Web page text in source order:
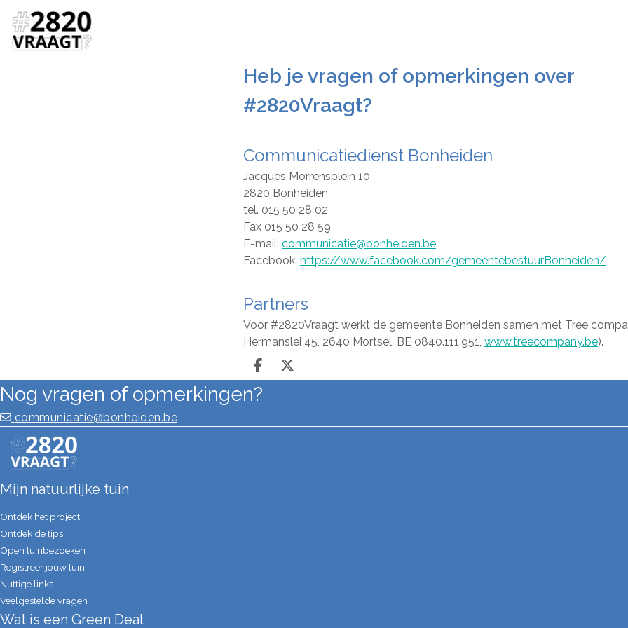
Heb je vragen of opmerkingen over
#2820Vraagt?
Communicatiedienst Bonheiden
Jacques Morrensplein 10
2820 Bonheiden
tel. 015 50 28 02
Fax 015 50 28 59
E-mail: communicatie@bonheiden.be
Facebook: https://www.facebook.com/gemeentebestuurBonheiden/
Partners
Voor #2820Vraagt werkt de gemeente Bonheiden samen met Tree
Hermanslei 45, 2640 Mortsel, BE 0840.111.951, www.treecompany.be).
Deel op facebook
Deel op X
Nog vragen of opmerkingen?
communicatie@bonheiden.be
Mijn natuurlijke tuin
Ontdek het project
Ontdek de tips
Open tuinbezoeken
Registreer jouw tuin
Nuttige links
Veelgestelde vragen
Wat is een Green Deal